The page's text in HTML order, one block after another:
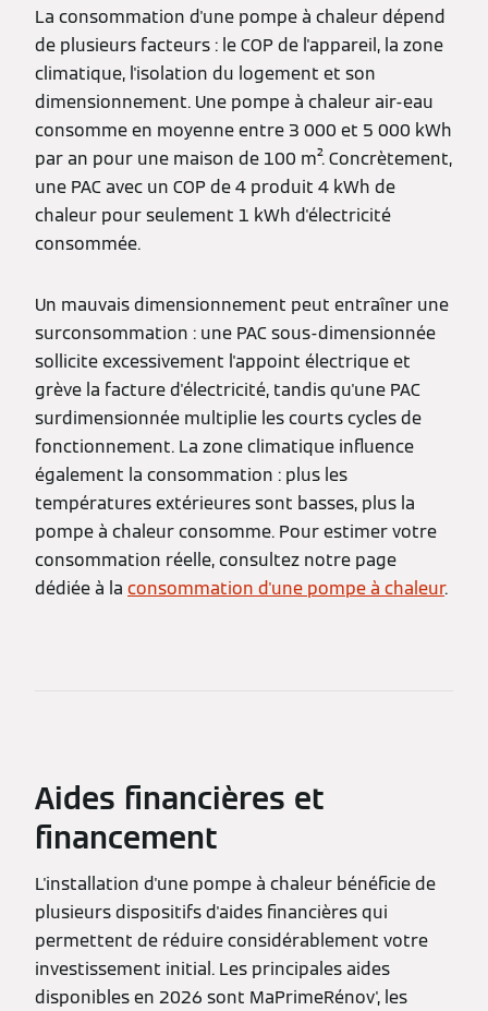
La consommation d'une pompe à chaleur dépend
de plusieurs facteurs : le COP de l'appareil, la zone
climatique, l'isolation du logement et son
dimensionnement. Une pompe à chaleur air-eau
consomme en moyenne entre 3 000 et 5 000 kWh
par an pour une maison de 100 m². Concrètement,
une PAC avec un COP de 4 produit 4 kWh de
chaleur pour seulement 1 kWh d'électricité
consommée.
Un mauvais dimensionnement peut entraîner une
surconsommation : une PAC sous-dimensionnée
sollicite excessivement l'appoint électrique et
grève la facture d'électricité, tandis qu'une PAC
surdimensionnée multiplie les courts cycles de
fonctionnement. La zone climatique influence
également la consommation : plus les
températures extérieures sont basses, plus la
pompe à chaleur consomme. Pour estimer votre
consommation réelle, consultez notre page
dédiée à la consommation d'une pompe à chaleur.
Aides financières et
financement
L'installation d'une pompe à chaleur bénéficie de
plusieurs dispositifs d'aides financières qui
permettent de réduire considérablement votre
investissement initial. Les principales aides
disponibles en 2026 sont MaPrimeRénov', les